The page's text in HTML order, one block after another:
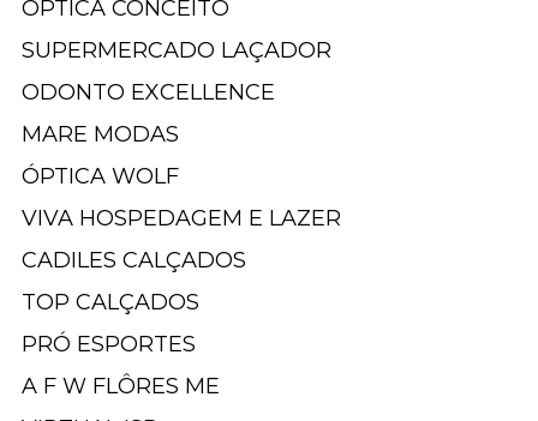
ÓPTICA CONCEITO
SUPERMERCADO LAÇADOR
ODONTO EXCELLENCE
MARE MODAS
ÓPTICA WOLF
VIVA HOSPEDAGEM E LAZER
CADILES CALÇADOS
TOP CALÇADOS
PRÓ ESPORTES
A F W FLÔRES ME